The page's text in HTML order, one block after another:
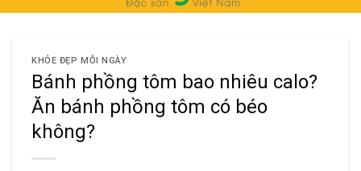
KHỎE ĐẸP MỖI NGÀY
Bánh phồng tôm bao nhiêu calo?
Ăn bánh phồng tôm có béo
không?